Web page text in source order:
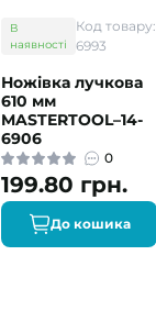
В
наявності
Код товару:
6993
Ножівка лучкова
610 мм
MASTERTOOL–14-
6906
0
199.80 грн.
До кошика